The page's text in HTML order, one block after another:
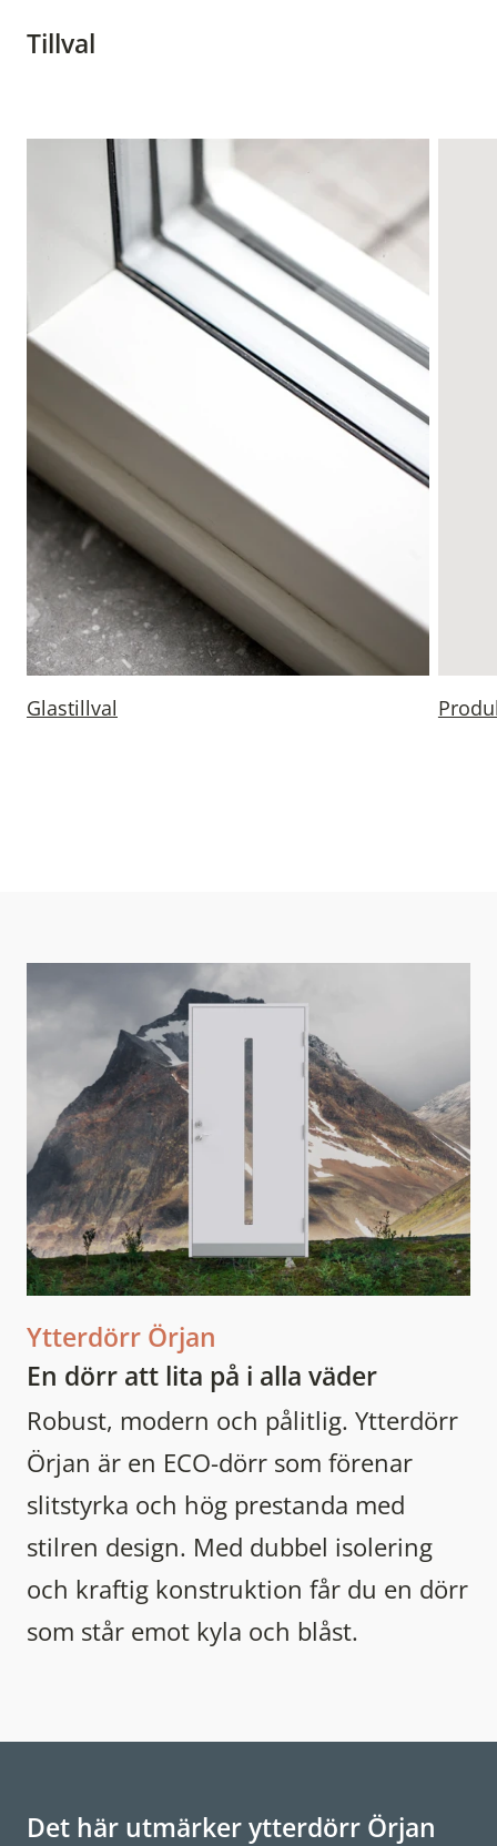
Tillval
Glastillval
Ytterdörr Örjan
En dörr att lita på i alla väder
Robust, modern och pålitlig. Ytterdörr
Örjan är en ECO-dörr som förenar
slitstyrka och hög prestanda med
stilren design. Med dubbel isolering
och kraftig konstruktion får du en dörr
som står emot kyla och blåst.
Det här utmärker ytterdörr Örjan